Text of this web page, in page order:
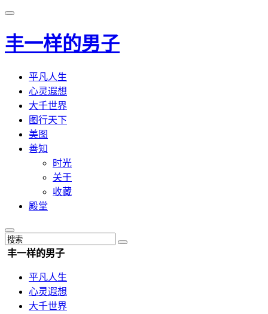
丰一样的男子
平凡人生
心灵遐想
大千世界
图行天下
美图
善知
时光
关于
收藏
殿堂
丰一样的男子
平凡人生
心灵遐想
大千世界